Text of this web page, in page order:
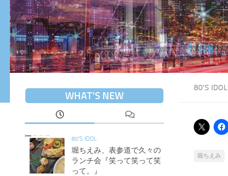
80'S IDOL
堀ちえみ
WHAT’S NEW
80'S IDOL
堀ちえみ、表参道で久々の
ランチ会『笑って笑って笑
って。』